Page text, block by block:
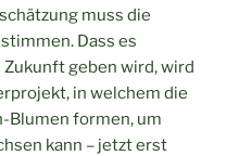
muss die
Dass es
geben wird, wird
in welchem die
Blumen formen, um
kann – jetzt erst